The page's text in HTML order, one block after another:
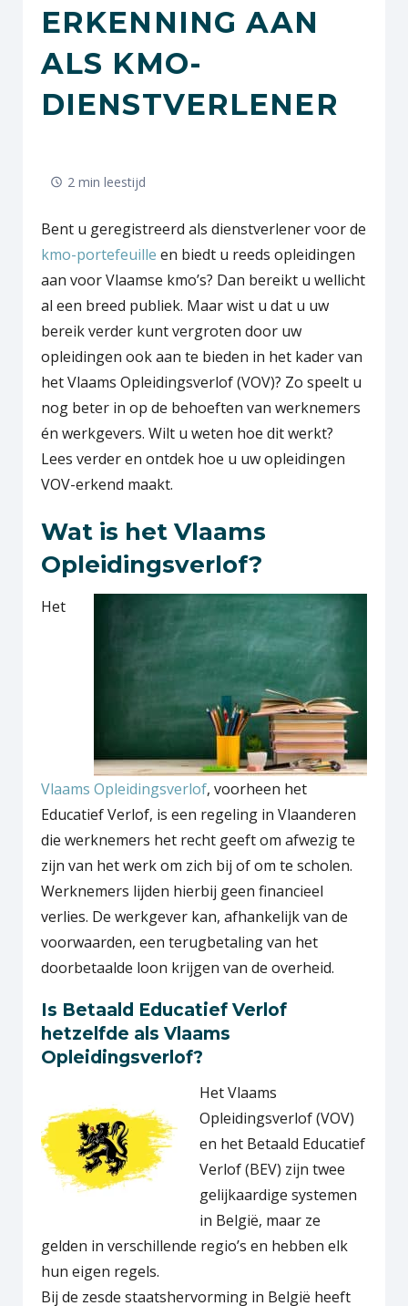
ERKENNING AAN
ALS KMO-
DIENSTVERLENER
2 min leestijd
Bent u geregistreerd als dienstverlener voor de
kmo-portefeuille en biedt u reeds opleidingen
aan voor Vlaamse kmo’s? Dan bereikt u wellicht
al een breed publiek. Maar wist u dat u uw
bereik verder kunt vergroten door uw
opleidingen ook aan te bieden in het kader van
het Vlaams Opleidingsverlof (VOV)? Zo speelt u
nog beter in op de behoeften van werknemers
én werkgevers. Wilt u weten hoe dit werkt?
Lees verder en ontdek hoe u uw opleidingen
VOV-erkend maakt.
Wat is het Vlaams
Opleidingsverlof?
Het
Vlaams Opleidingsverlof, voorheen het
Educatief Verlof, is een regeling in Vlaanderen
die werknemers het recht geeft om afwezig te
zijn van het werk om zich bij of om te scholen.
Werknemers lijden hierbij geen financieel
verlies. De werkgever kan, afhankelijk van de
voorwaarden, een terugbetaling van het
doorbetaalde loon krijgen van de overheid.
Is Betaald Educatief Verlof
hetzelfde als Vlaams
Opleidingsverlof?
Het Vlaams
Opleidingsverlof (VOV)
en het Betaald Educatief
Verlof (BEV) zijn twee
gelijkaardige systemen
in België, maar ze
gelden in verschillende regio’s en hebben elk
hun eigen regels.
Bij de zesde staatshervorming in België heeft